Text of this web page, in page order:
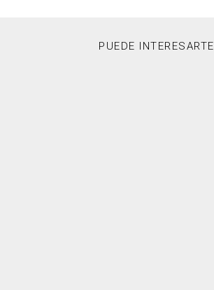
PUEDE INTERESARTE